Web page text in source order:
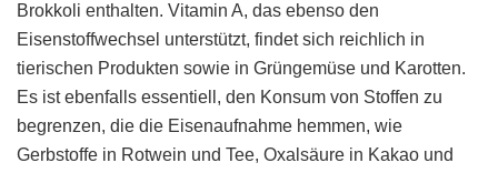
Brokkoli enthalten. Vitamin A, das ebenso den
Eisenstoffwechsel unterstützt, findet sich reichlich in
tierischen Produkten sowie in Grüngemüse und Karotten.
Es ist ebenfalls essentiell, den Konsum von Stoffen zu
begrenzen, die die Eisenaufnahme hemmen, wie
Gerbstoffe in Rotwein und Tee, Oxalsäure in Kakao und